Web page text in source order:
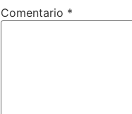
Comentario *